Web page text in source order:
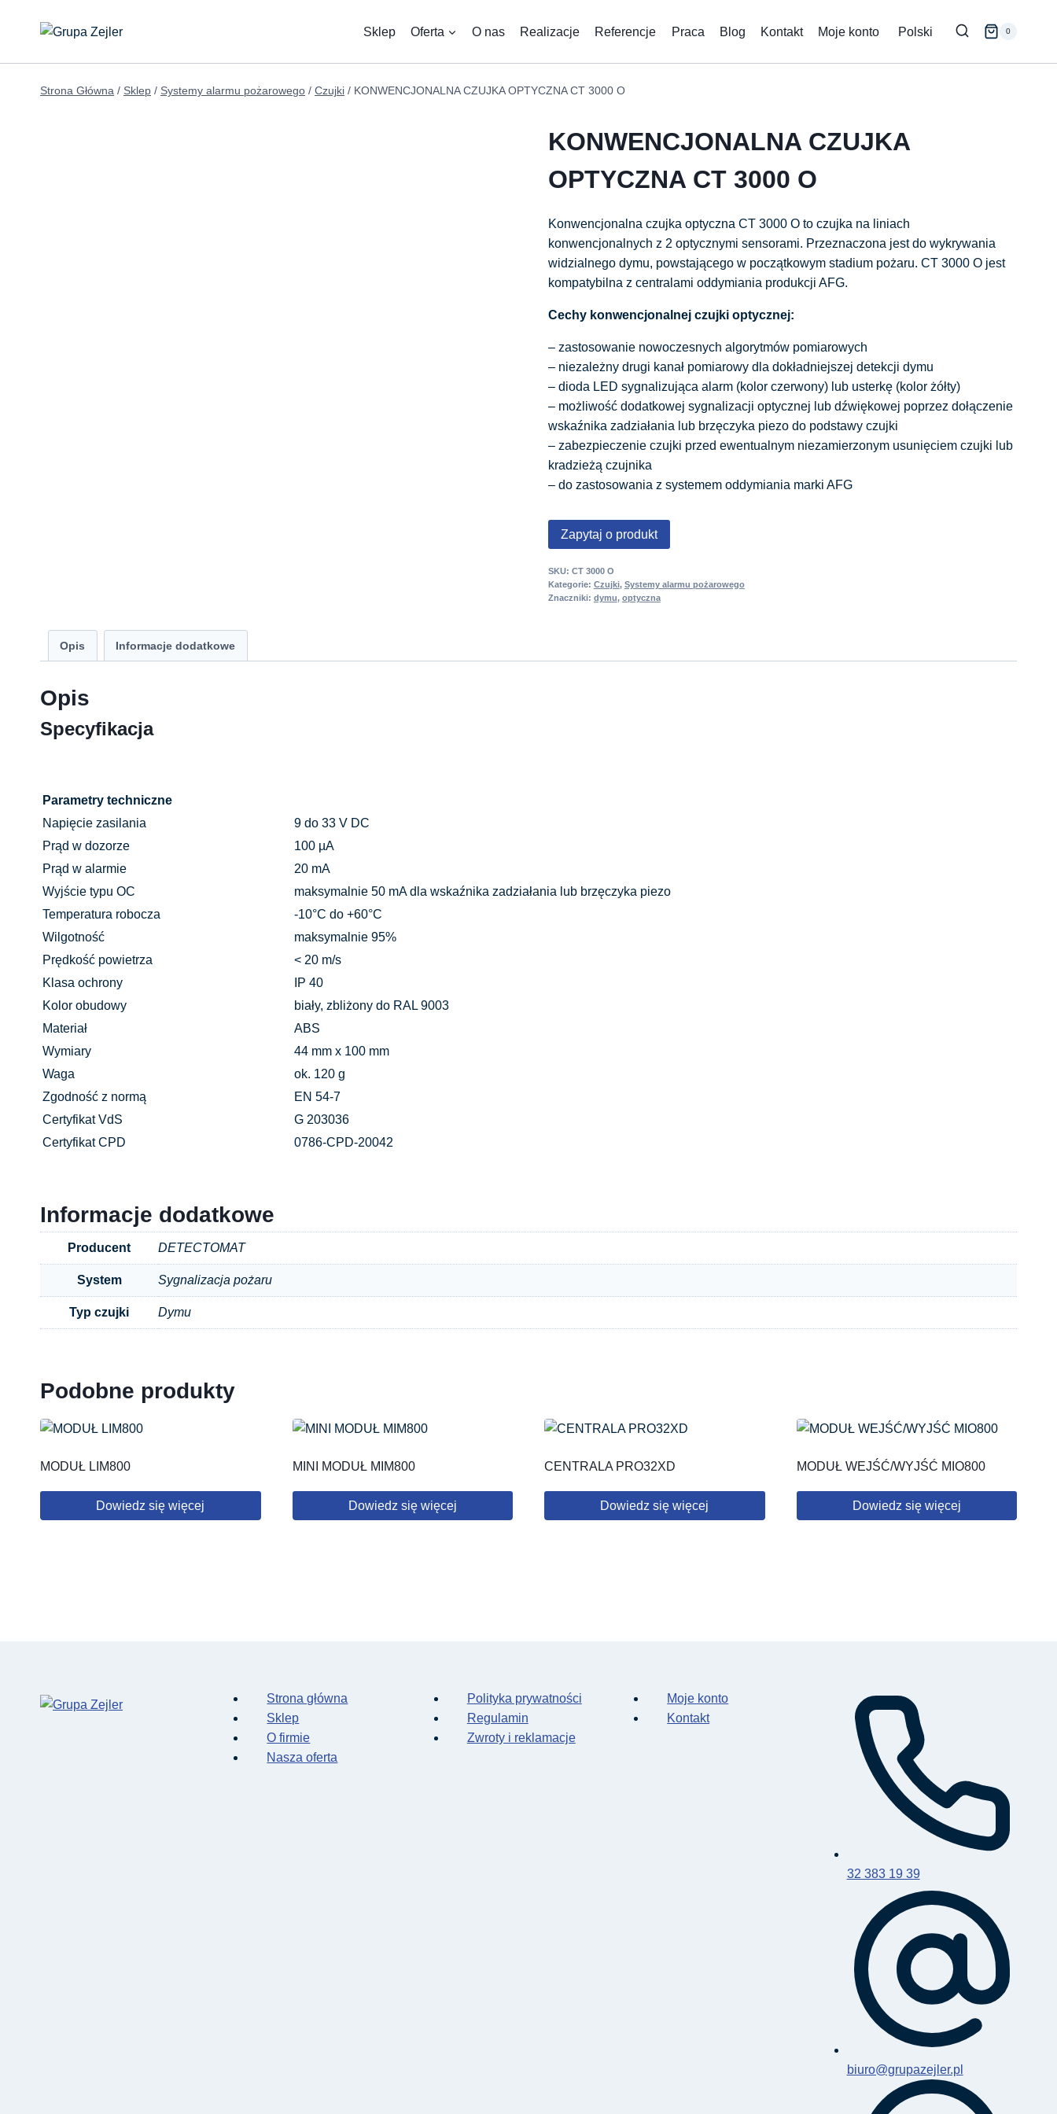
Sklep Oferta O nas Realizacje Referencje Praca Blog Kontakt Moje konto Polski 0
Strona Główna / Sklep / Systemy alarmu pożarowego / Czujki / KONWENCJONALNA CZUJKA OPTYCZNA CT 3000 O
KONWENCJONALNA CZUJKA
OPTYCZNA CT 3000 O
Konwencjonalna czujka optyczna CT 3000 O to czujka na liniach
konwencjonalnych z 2 optycznymi sensorami. Przeznaczona jest do wykrywania
widzialnego dymu, powstającego w początkowym stadium pożaru. CT 3000 O jest
kompatybilna z centralami oddymiania produkcji AFG.
Cechy konwencjonalnej czujki optycznej:
– zastosowanie nowoczesnych algorytmów pomiarowych
– niezależny drugi kanał pomiarowy dla dokładniejszej detekcji dymu
– dioda LED sygnalizująca alarm (kolor czerwony) lub usterkę (kolor żółty)
– możliwość dodatkowej sygnalizacji optycznej lub dźwiękowej poprzez dołączenie
wskaźnika zadziałania lub brzęczyka piezo do podstawy czujki
– zabezpieczenie czujki przed ewentualnym niezamierzonym usunięciem czujki lub
kradzieżą czujnika
– do zastosowania z systemem oddymiania marki AFG
Zapytaj o produkt
SKU: CT 3000 O
Kategorie: Czujki, Systemy alarmu pożarowego
Znaczniki: dymu, optyczna
Opis Informacje dodatkowe
Opis
Specyfikacja
Parametry techniczne
Napięcie zasilania
9 do 33 V DC
Prąd w dozorze
100 µA
Prąd w alarmie
20 mA
Wyjście typu OC
maksymalnie 50 mA dla wskaźnika zadziałania lub brzęczyka piezo
Temperatura robocza
-10°C do +60°C
Wilgotność
maksymalnie 95%
Prędkość powietrza
< 20 m/s
Klasa ochrony
IP 40
Kolor obudowy
biały, zbliżony do RAL 9003
Materiał
ABS
Wymiary
44 mm x 100 mm
Waga
ok. 120 g
Zgodność z normą
EN 54-7
Certyfikat VdS
G 203036
Certyfikat CPD
0786-CPD-20042
Informacje dodatkowe
Producent DETECTOMAT
System Sygnalizacja pożaru
Typ czujki Dymu
Podobne produkty
MODUŁ LIM800
Dowiedz się więcej
MINI MODUŁ MIM800
Dowiedz się więcej
CENTRALA PRO32XD
Dowiedz się więcej
MODUŁ WEJŚĆ/WYJŚĆ MIO800
Dowiedz się więcej
Strona główna
Sklep
O firmie
Nasza oferta
Polityka prywatności
Regulamin
Zwroty i reklamacje
Moje konto
Kontakt
32 383 19 39
biuro@grupazejler.pl